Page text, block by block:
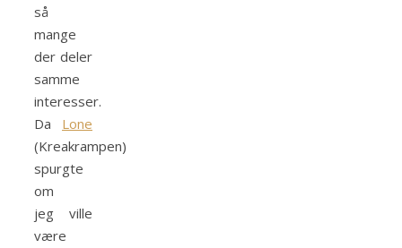
så
mange
der deler
samme
interesser.
Da Lone
(Kreakrampen)
spurgte
om
jeg ville
være